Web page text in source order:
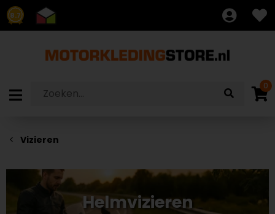
8.7
0
Vizieren
Helmvizieren